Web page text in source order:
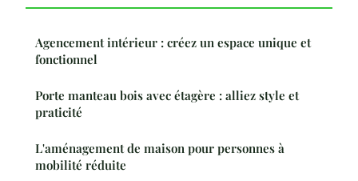
Agencement intérieur : créez un espace unique et
fonctionnel
Porte manteau bois avec étagère : alliez style et
praticité
L'aménagement de maison pour personnes à
mobilité réduite